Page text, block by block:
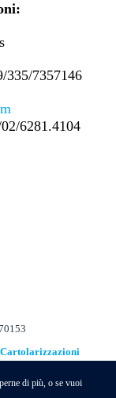
335/7357146
6281.4104
Cartolarizzazioni
di più, o se vuoi